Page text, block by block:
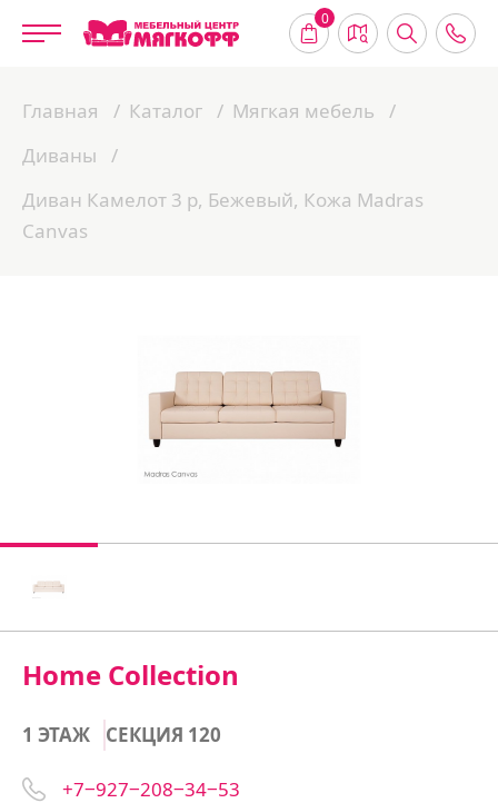
0
Главная Каталог
Мягкая мебель
Диваны
Диван Камелот 3 р, Бежевый, Кожа Madras
Canvas
Home Collection
1 ЭТАЖ СЕКЦИЯ 120
+7‒927‒208‒34‒53